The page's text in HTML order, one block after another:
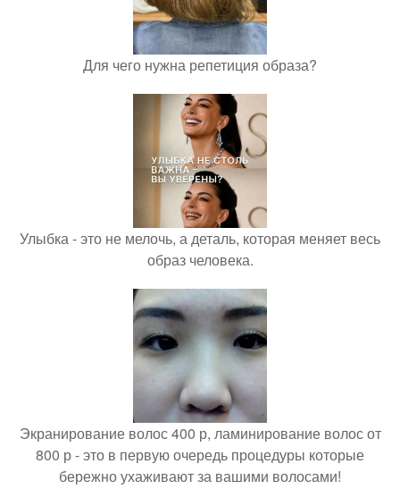
Для чего нужна репетиция образа?
Улыбка - это не мелочь, а деталь, которая меняет весь
образ человека.
Экранирование волос 400 р, ламинирование волос от
800 р - это в первую очередь процедуры которые
бережно ухаживают за вашими волосами!